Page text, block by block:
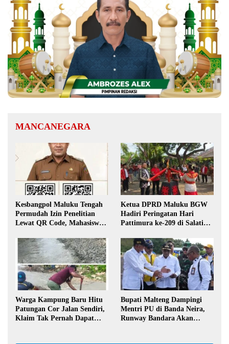
MANCANEGARA
Kesbangpol Maluku Tengah
Permudah Izin Penelitian
Lewat QR Code, Mahasiswa
Ketua DPRD Maluku BGW
Hadiri Peringatan Hari
Pattimura ke-209 di Salatiga,
Orang Basudara
Warga Kampung Baru Hitu
Patungan Cor Jalan Sendiri,
Klaim Tak Pernah Dapat
Bupati Malteng Dampingi
Mentri PU di Banda Neira,
Runway Bandara Akan